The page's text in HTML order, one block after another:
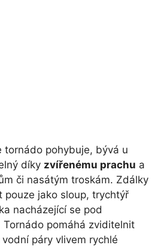
tornádo pohybuje, bývá u
díky zvířenému prachu a
či nasátým troskám. Zdálky
pouze jako sloup, trychtýř
nacházející se pod
pomáhá zviditelnit
páry vlivem rychlé